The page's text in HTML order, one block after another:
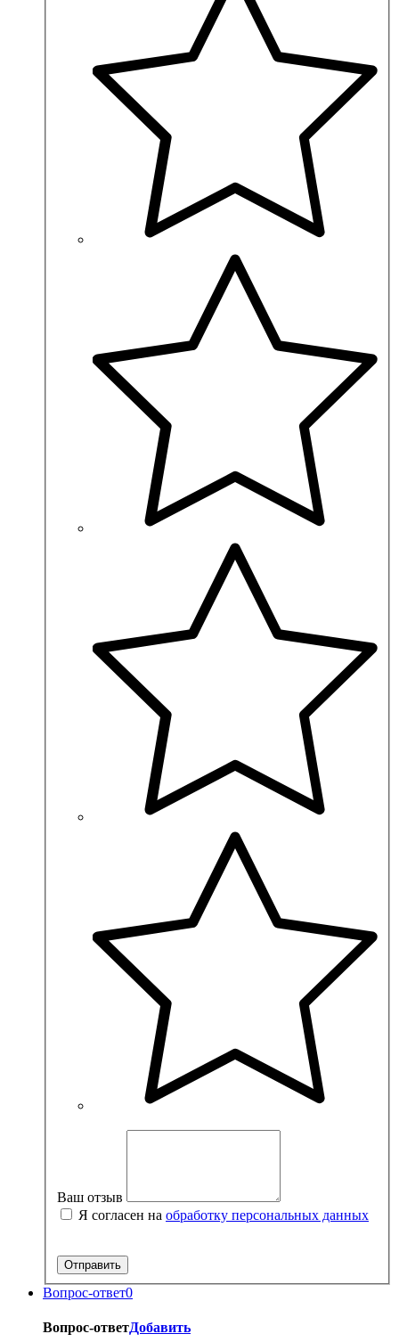
Ваш отзыв
Я согласен на обработку персональных данных
Вопрос-ответ0
Вопрос-ответДобавить